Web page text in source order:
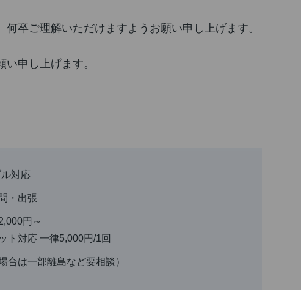
卒ご理解いただけますようお願い申し上げます。
申し上げます。
対応
・出張
円～
ト対応 一律5,000円/1回
合は一部離島など要相談）